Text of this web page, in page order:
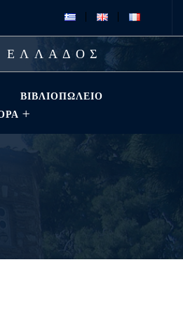
ΕΛΛΑΔΟΣ
ΒΙΒΛΙΟΠΩΛΕΊΟ